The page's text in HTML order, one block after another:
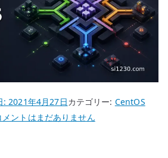
:2021年4月27日カテゴリー: CentOS
メントはまだありません